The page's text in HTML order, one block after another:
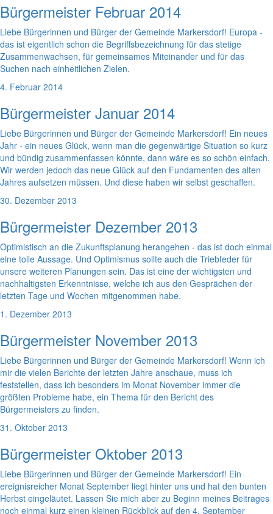
Bürgermeister Februar 2014
Liebe Bürgerinnen und Bürger der Gemeinde Markersdorf! Europa -
das ist eigentlich schon die Begriffsbezeichnung für das stetige
Zusammenwachsen, für gemeinsames Miteinander und für das
Suchen nach einheitlichen Zielen.
4. Februar 2014
Bürgermeister Januar 2014
Liebe Bürgerinnen und Bürger der Gemeinde Markersdorf! Ein neues
Jahr - ein neues Glück, wenn man die gegenwärtige Situation so kurz
und bündig zusammenfassen könnte, dann wäre es so schön einfach.
Wir werden jedoch das neue Glück auf den Fundamenten des alten
Jahres aufsetzen müssen. Und diese haben wir selbst geschaffen.
30. Dezember 2013
Bürgermeister Dezember 2013
Optimistisch an die Zukunftsplanung herangehen - das ist doch einmal
eine tolle Aussage. Und Optimismus sollte auch die Triebfeder für
unsere weiteren Planungen sein. Das ist eine der wichtigsten und
nachhaltigsten Erkenntnisse, welche ich aus den Gesprächen der
letzten Tage und Wochen mitgenommen habe.
1. Dezember 2013
Bürgermeister November 2013
Liebe Bürgerinnen und Bürger der Gemeinde Markersdorf! Wenn ich
mir die vielen Berichte der letzten Jahre anschaue, muss ich
feststellen, dass ich besonders im Monat November immer die
größten Probleme habe, ein Thema für den Bericht des
Bürgermeisters zu finden.
31. Oktober 2013
Bürgermeister Oktober 2013
Liebe Bürgerinnen und Bürger der Gemeinde Markersdorf! Ein
ereignisreicher Monat September liegt hinter uns und hat den bunten
Herbst eingeläutet. Lassen Sie mich aber zu Beginn meines Beitrages
noch einmal kurz einen kleinen Rückblick auf den 4. September